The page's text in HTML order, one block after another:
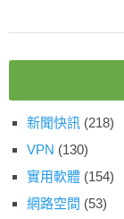
新聞快訊 (218)
VPN (130)
實用軟體 (154)
網路空間 (53)